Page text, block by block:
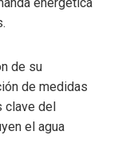
de su
de medidas
clave del
el agua